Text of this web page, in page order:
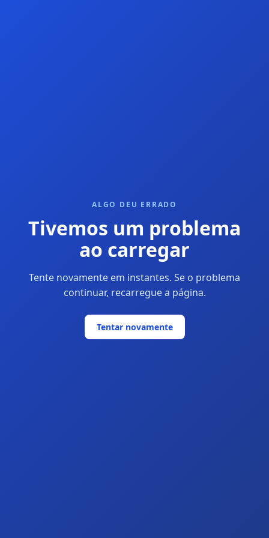
ALGO DEU ERRADO
Tivemos um problema
ao carregar
Tente novamente em instantes. Se o problema
continuar, recarregue a página.
Tentar novamente